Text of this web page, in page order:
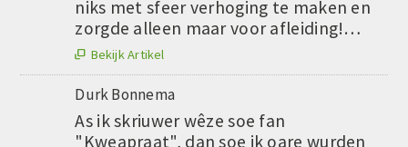
niks met sfeer verhoging te maken en
zorgde alleen maar voor afleiding!…
 Bekijk Artikel
Durk Bonnema
As ik skriuwer wêze soe fan
"Kweapraat", dan soe ik oare wurden